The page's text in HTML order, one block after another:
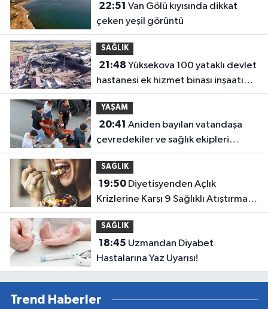
22:51
çeken yeşil görüntü
SAĞLIK
21:48
hastanesi ek hizmet binası inşaatı
yükseliyor
YAŞAM
20:41
çevredekiler ve sağlık ekipleri
müdahale etti
SAĞLIK
19:50Diyetisyenden Açlık
Krizlerine Karşı 9 Sağlıklı Atıştırmalık
Önerisi
SAĞLIK
18:45
Hastalarına Yaz Uyarısı!
Trend Haberler